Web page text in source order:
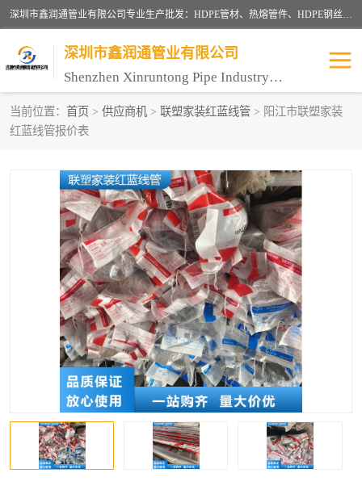
深圳市鑫润通管业有限公司专业生产批发：HDPE管材、热熔管件、HDPE钢丝骨架管、电熔管件、HDPE双壁波纹管、MPP电力管、井盖、PVC管材管件、PPR管材管件等；公司自创建以来，始终秉承“团结、务实、创新、守信”的服务宗旨，凭借专业的服务以及多年的勤奋拼搏，发展成为一家专业销售各种管材管件，绝缘电工套管及配件等系列产品的贸易公司。
深圳市鑫润通管业有限公司
Shenzhen Xinruntong Pipe Industry Co., Ltd
当前位置： 首页 > 供应商机 > 联塑家装红蓝线管 > 阳江市联塑家装
红蓝线管报价表
HDPE管材给水管
HDPE双壁波纹管 HDPE电力通讯管
UPVC电力通讯管 MPP电力通信管
联塑PVC管 联塑PPR管
联塑PE管 联塑家装红蓝线管